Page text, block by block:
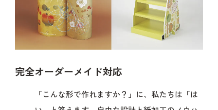
完全オーダーメイド対応
「こんな形で作れますか？」に、私たちは「は